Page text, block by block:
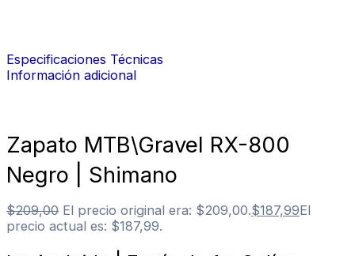
Especificaciones Técnicas
Información adicional
Zapato MTB\Gravel RX-800
Negro | Shimano
$209,00 El precio original era: $209,00.$187,99El
precio actual es: $187,99.